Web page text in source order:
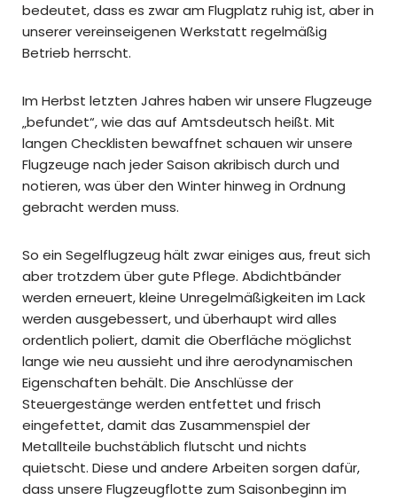
bedeutet, dass es zwar am Flugplatz ruhig ist, aber in
unserer vereinseigenen Werkstatt regelmäßig
Betrieb herrscht.
Im Herbst letzten Jahres haben wir unsere Flugzeuge
„befundet“, wie das auf Amtsdeutsch heißt. Mit
langen Checklisten bewaffnet schauen wir unsere
Flugzeuge nach jeder Saison akribisch durch und
notieren, was über den Winter hinweg in Ordnung
gebracht werden muss.
So ein Segelflugzeug hält zwar einiges aus, freut sich
aber trotzdem über gute Pflege. Abdichtbänder
werden erneuert, kleine Unregelmäßigkeiten im Lack
werden ausgebessert, und überhaupt wird alles
ordentlich poliert, damit die Oberfläche möglichst
lange wie neu aussieht und ihre aerodynamischen
Eigenschaften behält. Die Anschlüsse der
Steuergestänge werden entfettet und frisch
eingefettet, damit das Zusammenspiel der
Metallteile buchstäblich flutscht und nichts
quietscht. Diese und andere Arbeiten sorgen dafür,
dass unsere Flugzeugflotte zum Saisonbeginn im